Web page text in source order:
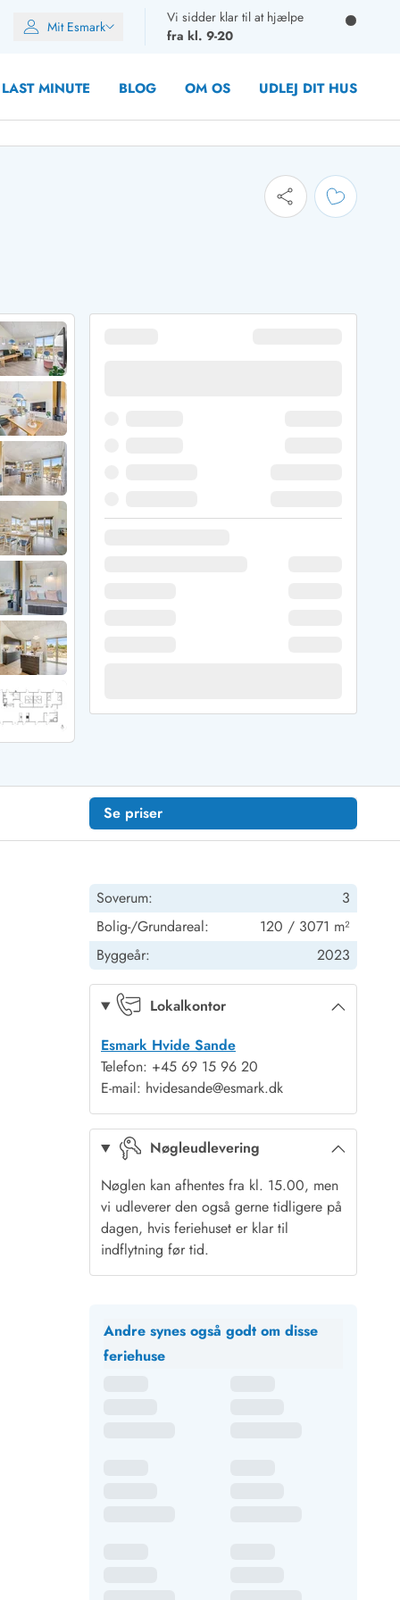
Mit Esmark
Vi sidder klar til at hjælpe
fra kl. 9-20
LAST MINUTE BLOG OM OS UDLEJ DIT HUS
Se priser
Soverum:
3
Bolig-/Grundareal:
120 / 3071 m²
Byggeår:
2023
Lokalkontor
Esmark Hvide Sande
Telefon: +45 69 15 96 20
E-mail: hvidesande@esmark.dk
Nøgleudlevering
Nøglen kan afhentes fra kl. 15.00, men
vi udleverer den også gerne tidligere på
dagen, hvis feriehuset er klar til
indflytning før tid.
Andre synes også godt om disse
feriehuse